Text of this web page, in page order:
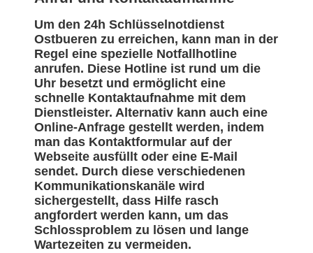
Um den 24h Schlüsselnotdienst
Ostbueren zu erreichen, kann man in der
Regel eine spezielle Notfallhotline
anrufen. Diese Hotline ist rund um die
Uhr besetzt und ermöglicht eine
schnelle Kontaktaufnahme mit dem
Dienstleister. Alternativ kann auch eine
Online-Anfrage gestellt werden, indem
man das Kontaktformular auf der
Webseite ausfüllt oder eine E-Mail
sendet. Durch diese verschiedenen
Kommunikationskanäle wird
sichergestellt, dass Hilfe rasch
angfordert werden kann, um das
Schlossproblem zu lösen und lange
Wartezeiten zu vermeiden.